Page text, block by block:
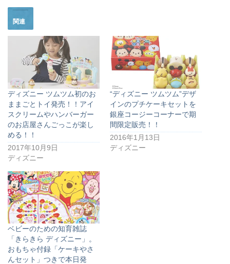
関連
ディズニー ツムツム初のお
ままごとトイ発売！！アイ
スクリームやハンバーガー
のお店屋さんごっこが楽し
める！！
2017年10月9日
ディズニー
“ディズニー ツムツム”デザ
インのプチケーキセットを
銀座コージーコーナーで期
間限定販売！！
2016年1月13日
ディズニー
ベビーのための知育雑誌
「きらきら ディズニー」。
おもちゃ付録「ケーキやさ
んセット」つきで本日発